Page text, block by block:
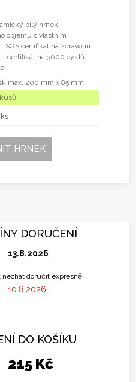
bílý hrnek
objemu s vlastním
SGS certifikát na zdravotní
+ certifikát na 3000 cyklů
max. 200 mm x 85 mm
HRNEK
DORUČENÍ
13.8.2026
doručit expresně
10.8.2026
DO KOŠÍKU
215 Kč